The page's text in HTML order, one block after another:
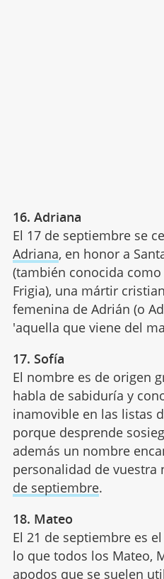
16. Adriana
El 17 de septiembre se
Adriana, en honor a
(también conocida como
Frigia), una mártir
femenina de Adrián (o
'aquella que viene del
17. Sofía
El nombre es de origen
habla de sabiduría y
inamovible en las listas
porque desprende
además un nombre
personalidad de vuestra
de septiembre.
18. Mateo
El 21 de septiembre es
lo que todos los Mateo,
apodos que se suelen